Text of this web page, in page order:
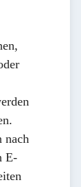
nach
E-